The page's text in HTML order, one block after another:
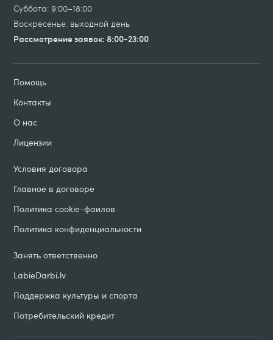
Суббота: 9:00–18:00
Воскресенье: выходной день
Рассмотрение заявок: 8:00-23:00
Помощь
Контакты
О нас
Лицензии
Занять ответственно
LabieDarbi.lv
Поддержка культуры и спорта
Потребительский кредит
Условия договорa
Главное в договоре
Политика cookie-фаилов
Политика конфиденциальности